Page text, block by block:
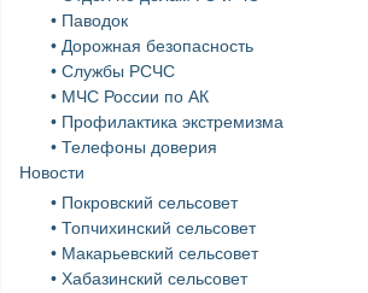
• Паводок
• Дорожная безопасность
• Службы РСЧС
• МЧС России по АК
• Профилактика экстремизма
• Телефоны доверия
Новости
• Покровский сельсовет
• Топчихинский сельсовет
• Макарьевский сельсовет
• Хабазинский сельсовет